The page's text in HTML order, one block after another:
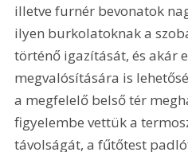
illetve furnér bevonatok
ilyen burkolatoknak a
történő igazítását, és akár
megvalósítására is
a megfelelő belső tér
figyelembe vettük a
távolságát, a fűtőtest